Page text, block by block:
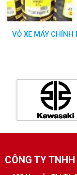
VỎ XE MÁY CHÍNH
CÔNG TY